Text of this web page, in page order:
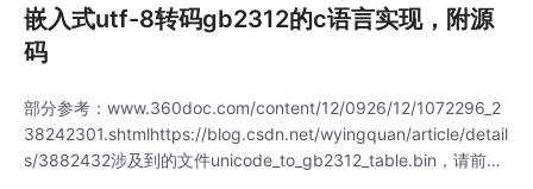
kgdb的前端， 后面我
们会介绍， 而kgdb工
具跟开发板通信支持kg
e（网络），但新版内核
只整合kgdboc， 网络
被废弃了， 所以下文我
嵌入式utf-8转码gb2312的c语言实现，附源
码
部分参考：www.360doc.com/content/12/0926/12/1072296_2
38242301.shtmlhttps://blog.csdn.net/wyingquan/article/detail
s/3882432涉及到的文件unicode_to_gb2312_table.bin，请前往